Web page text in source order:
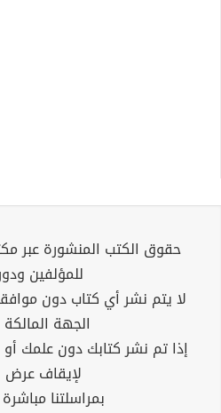
حقوق الكتب المنشورة عبر
للمؤلفين
لا يتم نشر أي كتاب دون
الجهة
إذا تم نشر كتابك دون علمك أو
لإيقاف عرض
بمراسلتنا